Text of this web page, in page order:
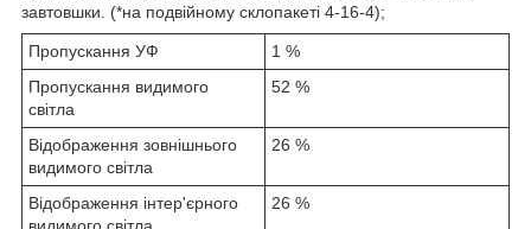
завтовшки. (*на подвійному склопакеті 4-16-4);
Пропускання УФ
1 %
Пропускання видимого
світла
52 %
Відображення зовнішнього
видимого світла
26 %
Відображення інтер'єрного
26 %